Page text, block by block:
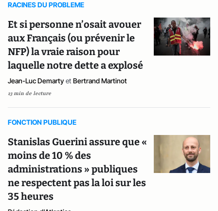
RACINES DU PROBLEME
Et si personne n’osait avouer
aux Français (ou prévenir le
NFP) la vraie raison pour
laquelle notre dette a explosé
Jean-Luc Demarty et Bertrand Martinot
13 min de lecture
FONCTION PUBLIQUE
Stanislas Guerini assure que «
moins de 10 % des
administrations » publiques
ne respectent pas la loi sur les
35 heures